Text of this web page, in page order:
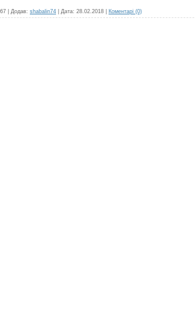
Додав: shabalin74 Дата: 28.02.2018 Коментарі (0)